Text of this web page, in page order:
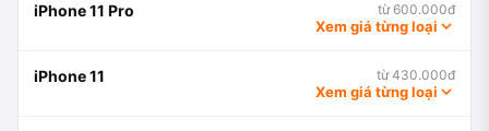
iPhone 11 Pro từ 600.000đ
Xem giá từng loại
iPhone 11 từ 430.000đ
Xem giá từng loại